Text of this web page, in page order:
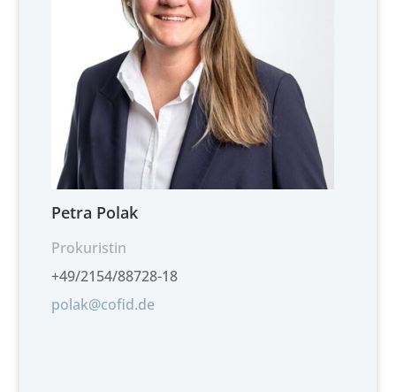
Petra Polak
Prokuristin
+49/2154/88728-18
polak@cofid.de